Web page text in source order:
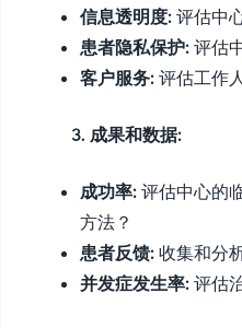
信息透明度: 评估中
患者隐私保护: 评估
客户服务: 评估工作
3. 成果和数据:
成功率: 评估中心的
方法？
患者反馈: 收集和分
并发症发生率: 评估